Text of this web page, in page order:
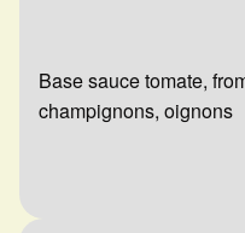
Base sauce tomate,
champignons, oignons